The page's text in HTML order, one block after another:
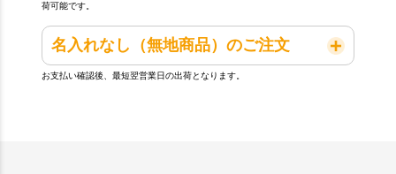
荷可能です。
名入れなし（無地商品）のご注文
お支払い確認後、最短翌営業日の出荷となります。